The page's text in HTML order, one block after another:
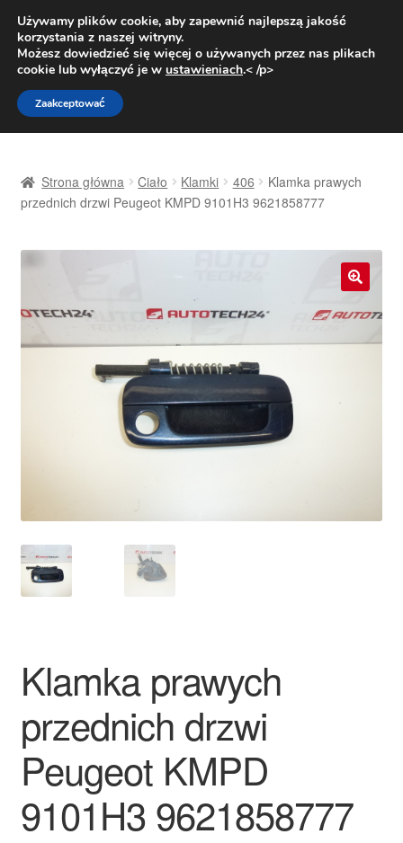
DOSTAWA od 31 zł
Pn.-pt. 9:00-16:00800 003 167
Przejdź
do
nawigacji
Przejdź
do
treści
Dostawa
Moje konto
Skarga
Zamówienia
Zasady i warunki
Strona główna Ciało Klamki 406
Klamka prawych
przednich drzwi Peugeot KMPD 9101H3 9621858777
Klamka prawych
przednich drzwi
Peugeot KMPD
9101H3 9621858777
Używamy plików cookie, aby zapewnić najlepszą jakość
korzystania z naszej witryny.
Możesz dowiedzieć się więcej o używanych przez nas plikach
cookie lub wyłączyć je w ustawieniach.< /p>
Zaakceptować